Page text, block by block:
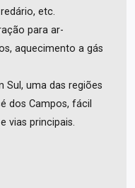
etc.
para ar-
aquecimento a gás
Sul, uma das regiões
dos Campos, fácil
vias principais.